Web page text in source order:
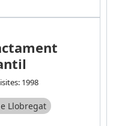
1998
Llobregat